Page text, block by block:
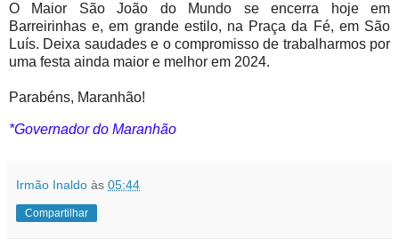
O Maior São João do Mundo se encerra hoje em
Barreirinhas e, em grande estilo, na Praça da Fé, em São
Luís. Deixa saudades e o compromisso de trabalharmos por
uma festa ainda maior e melhor em 2024.
Parabéns, Maranhão!
*Governador do Maranhão
Irmão Inaldo às 05:44
Compartilhar